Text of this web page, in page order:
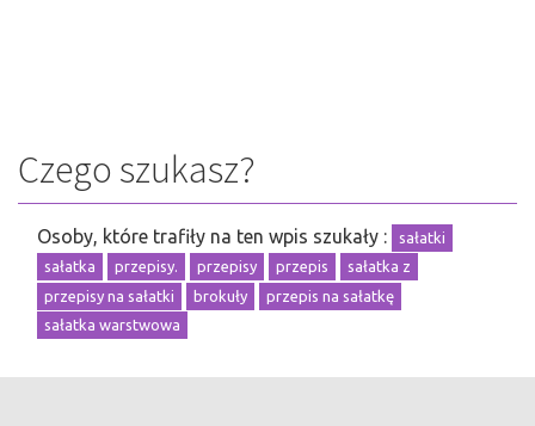
Czego szukasz?
Osoby, które trafiły na ten wpis szukały :
sałatki
sałatka
przepisy. przepisy przepis
sałatka z
przepisy na sałatki
brokuły
przepis na sałatkę
sałatka warstwowa